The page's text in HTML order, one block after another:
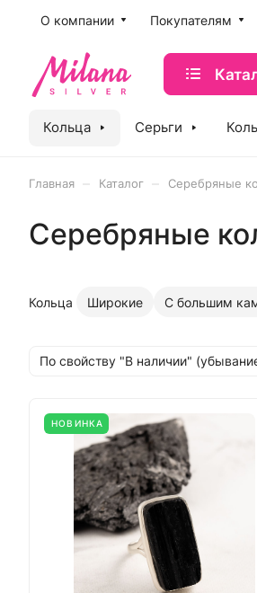
O компании Покупателям
Кольца Серьги
Главная Каталог Серебряные
Серебряные
Кольца Широкие С большим
По свойству "В наличии"
НОВИНКА